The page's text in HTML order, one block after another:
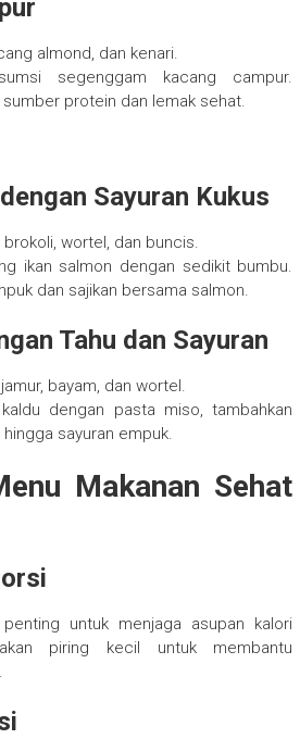
almond, dan kenari.
segenggam kacang campur.
protein dan lemak sehat.
Sayuran Kukus
brokoli, wortel, dan buncis.
ikan salmon dengan sedikit bumbu.
dan sajikan bersama salmon.
Tahu dan Sayuran
bayam, dan wortel.
dengan pasta miso, tambahkan
sayuran empuk.
Makanan Sehat
untuk menjaga asupan kalori
piring kecil untuk membantu